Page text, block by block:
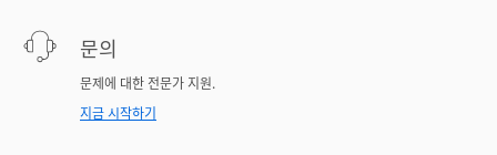
문의
문제에 대한 전문가 지원.
지금 시작하기